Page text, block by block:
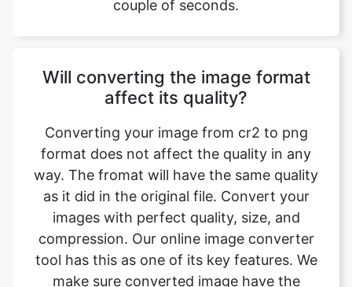
Will converting the image format
format does not affect the quality in any
way. The fromat will have the same quality
as it did in the original file. Convert your
images with perfect quality, size, and
compression. Our online image converter
tool has this as one of its key features. We
make sure converted image have the
highest quality. Anyone with a phone,
tablet, laptop, or pc can access this tool
and use it for free.